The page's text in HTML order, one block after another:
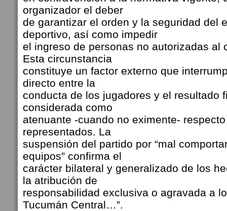
organizador el deber
de garantizar el orden y la seguridad del
deportivo, así como impedir
el ingreso de personas no autorizadas al
Esta circunstancia
constituye un factor externo que
directo entre la
conducta de los jugadores y el resultado
considerada como
atenuante -cuando no eximente-
representados. La
suspensión del partido por “mal
equipos” confirma el
carácter bilateral y generalizado de los
la atribución de
responsabilidad exclusiva o agravada a
Tucumán Central…”.